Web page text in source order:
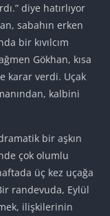
diye hatırlıyor
sabahın erken
bir kıvılcım
Gökhan, kısa
karar verdi. Uçak
kalbini
bir aşkın
çok olumlu
üç kez uçağa
randevuda, Eylül
ilişkilerinin